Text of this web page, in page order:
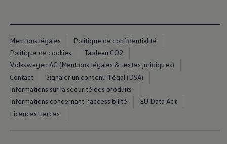
Réparation & service
Manuel d'utilisation numérique
Garantie et financement
-> Informations utiles
-> REACH
-> Declarations of conformity
-> Action de rappel des moteurs diesel EA189
-> Informations sur les pneumatiques
-> Garantie
Mentions légales
Politique de confidentialité
Politique de cookies
Tableau CO2
Volkswagen AG (Mentions légales & textes juridiques)
Contact
Signaler un contenu illégal (DSA)
Informations sur la sécurité des produits
Informations concernant l’accessibilité
EU Data Act
Licences tierces